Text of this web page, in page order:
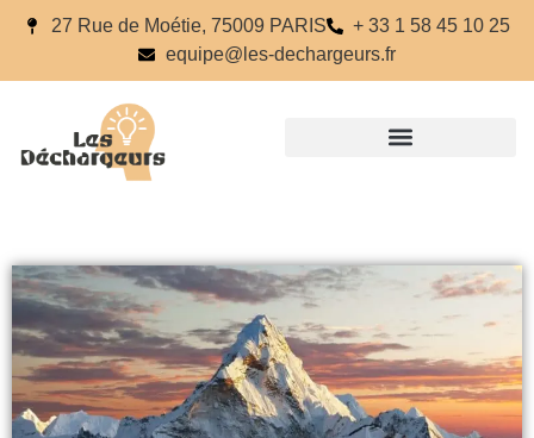
27 Rue de Moétie, 75009 PARIS
+ 33 1 58 45 10 25
equipe@les-dechargeurs.fr